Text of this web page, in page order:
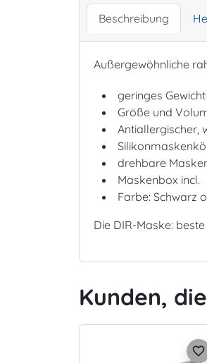
Beschreibung
Außergewöhnliche
geringes Gewicht
Größe und
Antiallergischer,
drehbare
Maskenbox incl.
Farbe: Schwarz
Die DIR-Maske:
Kunden,
favorite_border